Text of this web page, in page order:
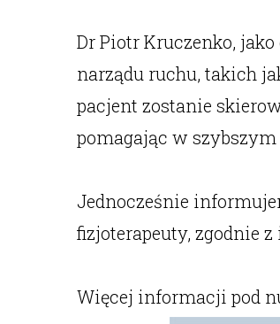
Dr Piotr Kruczenko,
narządu ruchu, takich
pacjent zostanie
pomagając w
Jednocześnie
fizjoterapeuty, zgodnie
Więcej informacji pod